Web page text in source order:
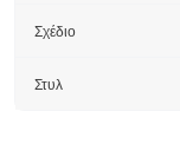
Σχέδιο
Στυλ